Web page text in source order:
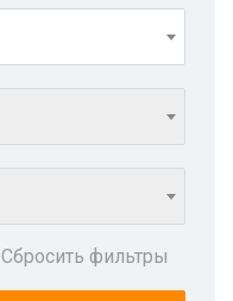
Сбросить фильтры